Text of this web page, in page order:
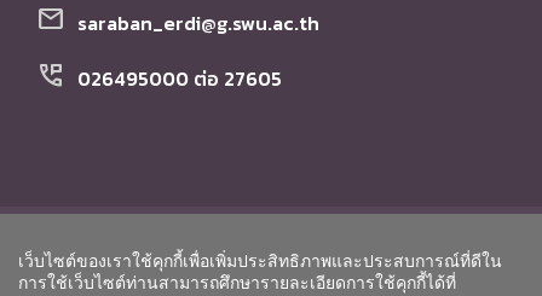
เว็บไซต์ของเราใช้คุกกี้เพื่อเพิ่มประสิทธิภาพและประสบการณ์ที่ดีใน
การใช้เว็บไซต์ท่านสามารถศึกษารายละเอียดการใช้คุกกี้ได้ที่
mail saraban_erdi@g.swu.ac.th
perm_phone_msg 026495000 ต่อ 27605
© Copyright สถาบันวิจัย พัฒนา และสาธิตการศึกษา
มหาวิทยาลัยศรีนครินทรวิโรฒ. All Rights Reserved.